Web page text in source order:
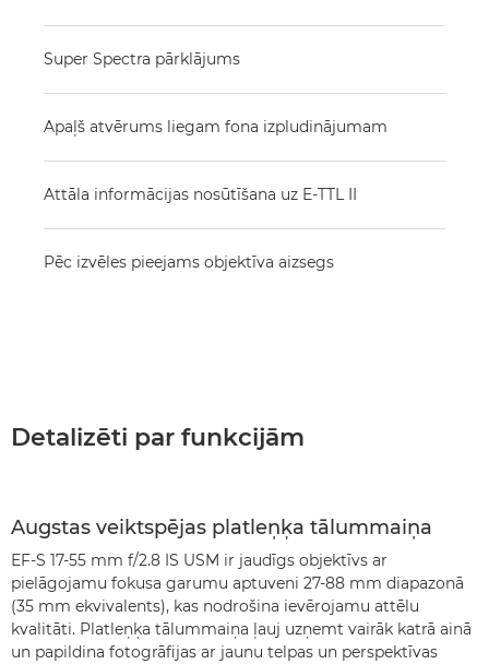
Super Spectra pārklājums
Apaļš atvērums liegam fona izpludinājumam
Attāla informācijas nosūtīšana uz E-TTL II
Pēc izvēles pieejams objektīva aizsegs
Detalizēti par funkcijām
Augstas veiktspējas platleņķa tālummaiņa
EF-S 17-55 mm f/2.8 IS USM ir jaudīgs objektīvs ar
pielāgojamu fokusa garumu aptuveni 27-88 mm diapazonā
(35 mm ekvivalents), kas nodrošina ievērojamu attēlu
kvalitāti. Platleņķa tālummaiņa ļauj uzņemt vairāk katrā ainā
un papildina fotogrāfijas ar jaunu telpas un perspektīvas